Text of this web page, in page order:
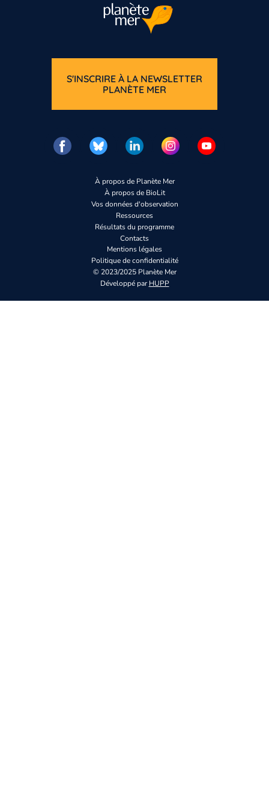
À propos de Planète Mer
À propos de BioLit
Vos données d'observation
Ressources
Résultats du programme
Contacts
Mentions légales
Politique de confidentialité
© 2023/2025 Planète Mer
Développé parHUPP
S'INSCRIRE À LA NEWSLETTER
PLANÈTE MER